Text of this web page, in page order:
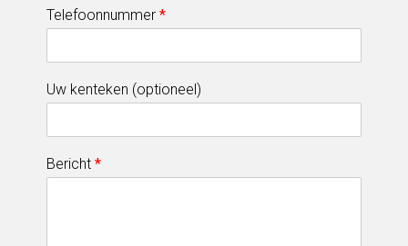
Telefoonnummer *
Uw kenteken (optioneel)
Bericht *